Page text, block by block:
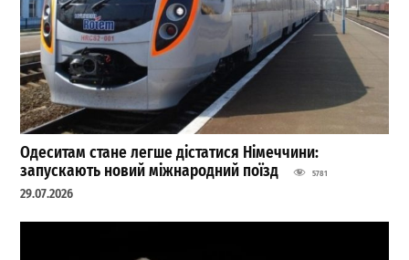
Одеситам стане легше дістатися Німеччини:
запускають новий міжнародний поїзд
5781
29.07.2026